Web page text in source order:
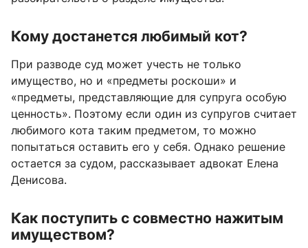
Кому достанется любимый кот?
При разводе суд может учесть не только
имущество, но и «предметы роскоши» и
«предметы, представляющие для супруга особую
ценность». Поэтому если один из супругов считает
любимого кота таким предметом, то можно
попытаться оставить его у себя. Однако решение
остается за судом, рассказывает адвокат Елена
Денисова.
Как поступить с совместно нажитым
имуществом?